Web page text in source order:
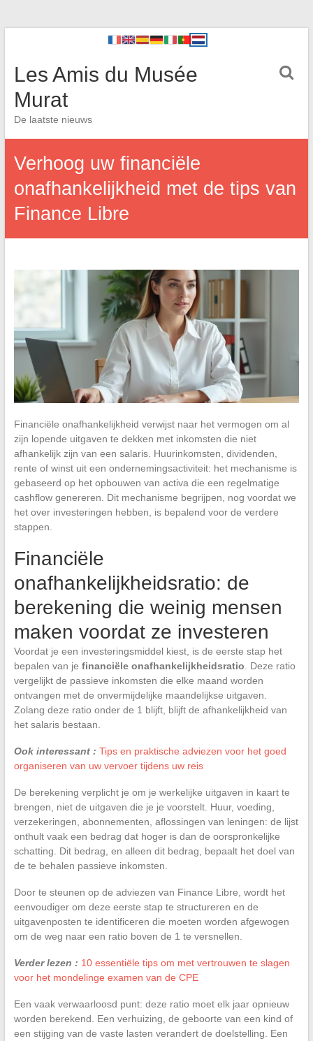
Les Amis du Musée
Murat
De laatste nieuws
Verhoog uw financiële
onafhankelijkheid met de tips van
Finance Libre
Financiële onafhankelijkheid verwijst naar het vermogen om al
zijn lopende uitgaven te dekken met inkomsten die niet
afhankelijk zijn van een salaris. Huurinkomsten, dividenden,
rente of winst uit een ondernemingsactiviteit: het mechanisme is
gebaseerd op het opbouwen van activa die een regelmatige
cashflow genereren. Dit mechanisme begrijpen, nog voordat we
het over investeringen hebben, is bepalend voor de verdere
stappen.
Financiële
onafhankelijkheidsratio: de
berekening die weinig mensen
maken voordat ze investeren
Voordat je een investeringsmiddel kiest, is de eerste stap het
bepalen van je financiële onafhankelijkheidsratio . Deze ratio
vergelijkt de passieve inkomsten die elke maand worden
ontvangen met de onvermijdelijke maandelijkse uitgaven.
Zolang deze ratio onder de 1 blijft, blijft de afhankelijkheid van
het salaris bestaan.
Ook interessant : Tips en praktische adviezen voor het goed
organiseren van uw vervoer tijdens uw reis
De berekening verplicht je om je werkelijke uitgaven in kaart te
brengen, niet de uitgaven die je je voorstelt. Huur, voeding,
verzekeringen, abonnementen, aflossingen van leningen: de lijst
onthult vaak een bedrag dat hoger is dan de oorspronkelijke
schatting. Dit bedrag, en alleen dit bedrag, bepaalt het doel van
de te behalen passieve inkomsten.
Door te steunen op de adviezen van Finance Libre, wordt het
eenvoudiger om deze eerste stap te structureren en de
uitgavenposten te identificeren die moeten worden afgewogen
om de weg naar een ratio boven de 1 te versnellen.
Verder lezen : 10 essentiële tips om met vertrouwen te slagen
voor het mondelinge examen van de CPE
Een vaak verwaarloosd punt: deze ratio moet elk jaar opnieuw
worden berekend. Een verhuizing, de geboorte van een kind of
een stijging van de vaste lasten verandert de doelstelling. Een